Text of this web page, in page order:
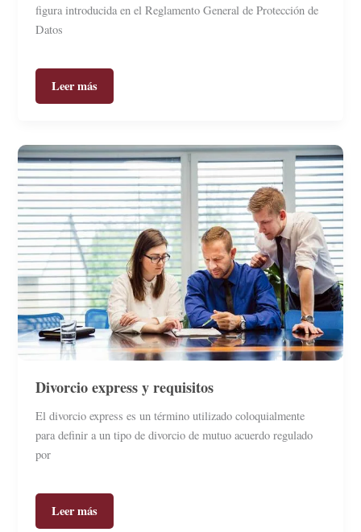
figura introducida en el Reglamento General de Protección de
Datos
Leer más
Divorcio express y requisitos
El divorcio express es un término utilizado coloquialmente
para definir a un tipo de divorcio de mutuo acuerdo regulado
por
Leer más